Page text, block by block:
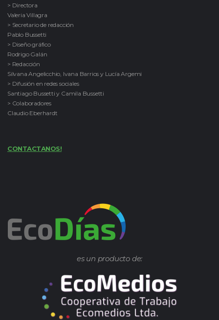
> Directora
Valeria Villagra
> Secretario de redacción
Pablo Bussetti
> Diseño gráfico
Rodrigo Galán
> Redacción
Silvana Angelicchio, Ivana Barrios y Lucía Argemi
> Difusión en redes sociales
Santiago Bussetti y Camila Bussetti
> Colaboradores
Claudio Eberhardt
CONTACTANOS!
es un producto de: